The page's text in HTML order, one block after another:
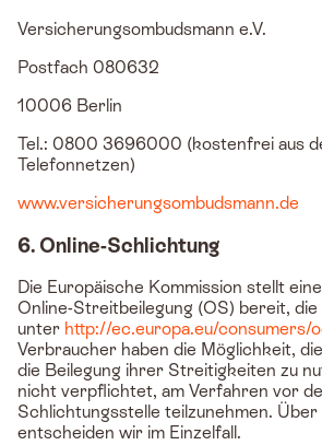
Versicherungsombudsmann e.V.
Postfach 080632
10006 Berlin
Tel.: 0800 3696000 (kostenfrei aus
Telefonnetzen)
www.versicherungsombudsmann.de
6. Online-Schlichtung
Die Europäische Kommission stellt
Online-Streitbeilegung (OS) bereit, die
unter http://ec.europa.eu/consumers/
Verbraucher haben die Möglichkeit,
die Beilegung ihrer Streitigkeiten zu
nicht verpflichtet, am Verfahren vor
Schlichtungsstelle teilzunehmen. Über
entscheiden wir im Einzelfall.